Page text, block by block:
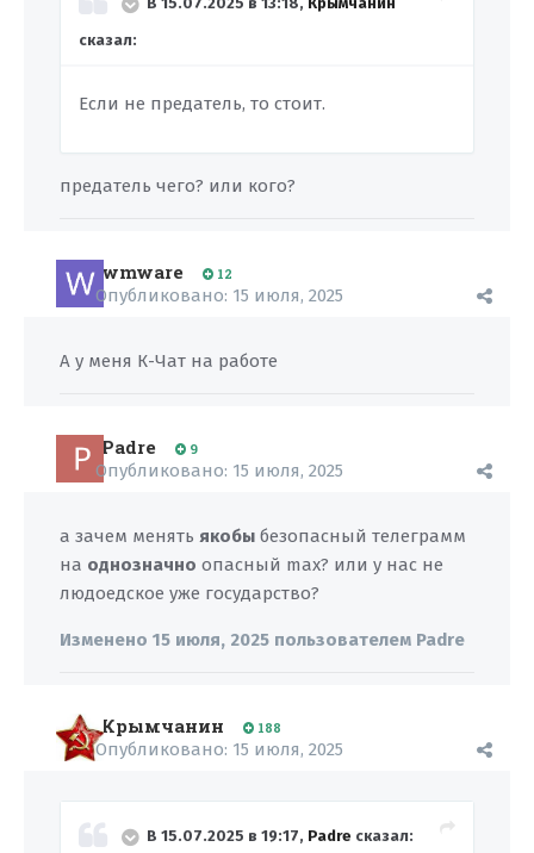
сказал:
Если не предатель, то стоит.
предатель чего? или кого?
wmware 12
Опубликовано: 15 июля, 2025
А у меня К-Чат на работе
Padre 9
Опубликовано: 15 июля, 2025
а зачем менять якобы безопасный телеграмм
на однозначно опасный max? или у нас не
людоедское уже государство?
Изменено 15 июля, 2025 пользователем Padre
Крымчанин 188
Опубликовано: 15 июля, 2025
В 15.07.2025 в 19:17, Padre сказал: